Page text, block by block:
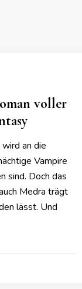
voller
an die
Vampire
sind. Doch das
Medra trägt
lässt. Und